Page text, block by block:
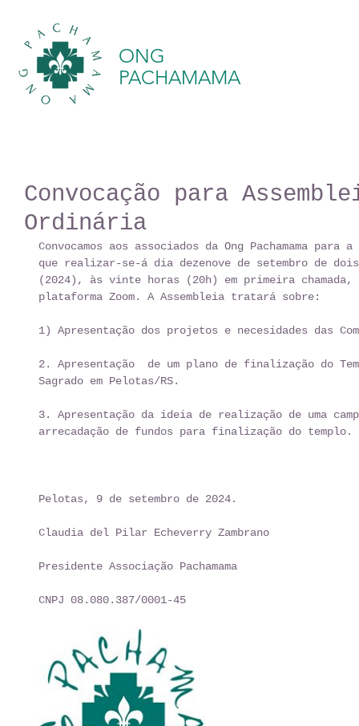
ONG
PACHAMAMA
Convocação para
Ordinária
Convocamos aos associados da Ong Pachamama
que realizar-se-á dia dezenove de setembro de
(2024), às vinte horas (20h) em primeira
plataforma Zoom. A Assembleia tratará sobre:
1) Apresentação dos projetos e necesidades das
2. Apresentação  de um plano de finalização do
Sagrado em Pelotas/RS.
3. Apresentação da ideia de realização de uma
arrecadação de fundos para finalização do templo.
Pelotas, 9 de setembro de 2024.
Claudia del Pilar Echeverry Zambrano
Presidente Associação Pachamama
CNPJ 08.080.387/0001-45